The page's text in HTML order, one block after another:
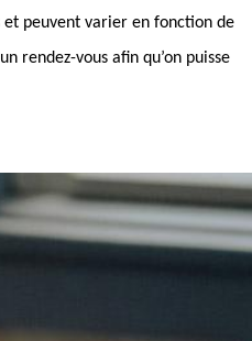
peuvent varier en fonction de
rendez-vous afin qu’on puisse